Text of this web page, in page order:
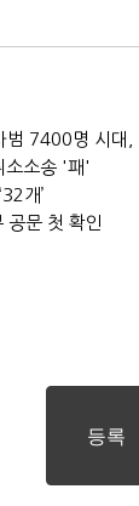
소소송 '패'
개’
공문 첫 확인